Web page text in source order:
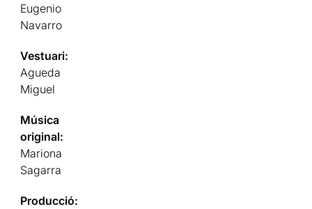
Eugenio
Navarro
Vestuari:
Agueda
Miguel
Música
original:
Mariona
Sagarra
Producció: